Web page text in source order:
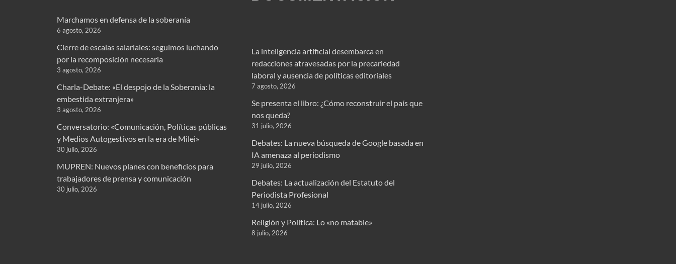
Marchamos en defensa de la soberanía
6 agosto, 2026
Cierre de escalas salariales: seguimos luchando
por la recomposición necesaria
3 agosto, 2026
Charla-Debate: «El despojo de la Soberanía: la
embestida extranjera»
3 agosto, 2026
Conversatorio: «Comunicación, Políticas públicas
y Medios Autogestivos en la era de Milei»
30 julio, 2026
MUPREN: Nuevos planes con beneficios para
trabajadores de prensa y comunicación
30 julio, 2026
La inteligencia artificial desembarca en
redacciones atravesadas por la precariedad
laboral y ausencia de políticas editoriales
7 agosto, 2026
Se presenta el libro: ¿Cómo reconstruir el país que
nos queda?
31 julio, 2026
Debates: La nueva búsqueda de Google basada en
IA amenaza al periodismo
29 julio, 2026
Debates: La actualización del Estatuto del
Periodista Profesional
14 julio, 2026
Religión y Política: Lo «no matable»
8 julio, 2026